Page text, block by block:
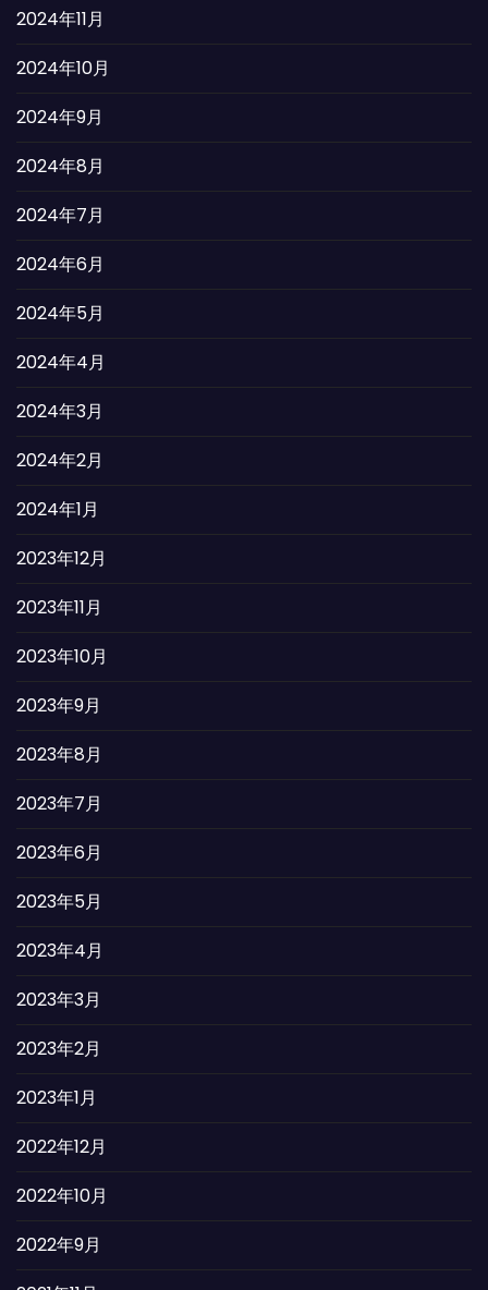
2024年11月
2024年10月
2024年9月
2024年8月
2024年7月
2024年6月
2024年5月
2024年4月
2024年3月
2024年2月
2024年1月
2023年12月
2023年11月
2023年10月
2023年9月
2023年8月
2023年7月
2023年6月
2023年5月
2023年4月
2023年3月
2023年2月
2023年1月
2022年12月
2022年10月
2022年9月